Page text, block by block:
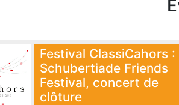
Festival ClassiCahors :
Schubertiade Friends
Festival, concert de
clôture